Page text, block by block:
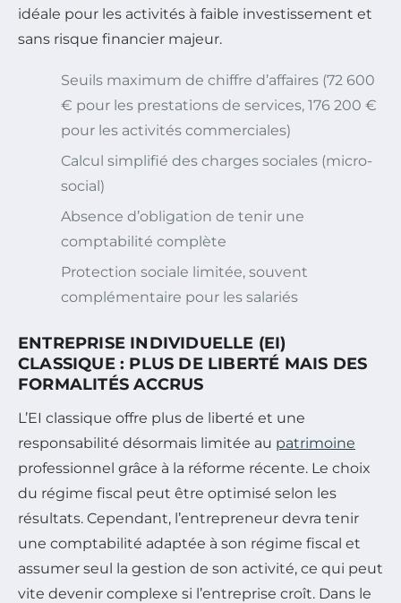
idéale pour les activités à faible investissement et
sans risque financier majeur.
Seuils maximum de chiffre d’affaires (72 600
€ pour les prestations de services, 176 200 €
pour les activités commerciales)
Calcul simplifié des charges sociales (micro-
social)
Absence d’obligation de tenir une
comptabilité complète
Protection sociale limitée, souvent
complémentaire pour les salariés
ENTREPRISE INDIVIDUELLE (EI)
CLASSIQUE : PLUS DE LIBERTÉ MAIS DES
FORMALITÉS ACCRUS
L’EI classique offre plus de liberté et une
responsabilité désormais limitée au patrimoine
professionnel grâce à la réforme récente. Le choix
du régime fiscal peut être optimisé selon les
résultats. Cependant, l’entrepreneur devra tenir
une comptabilité adaptée à son régime fiscal et
assumer seul la gestion de son activité, ce qui peut
vite devenir complexe si l’entreprise croît. Dans le